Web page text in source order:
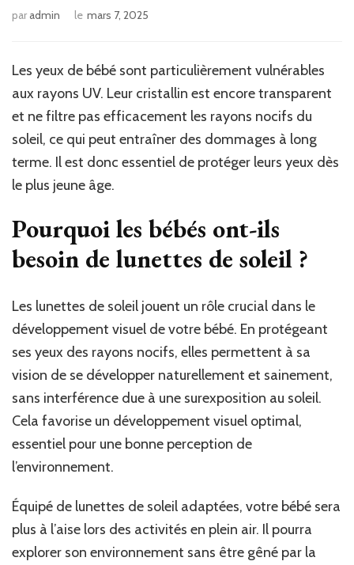
paradmin le mars 7, 2025
Les yeux de bébé sont particulièrement vulnérables
aux rayons UV. Leur cristallin est encore transparent
et ne filtre pas efficacement les rayons nocifs du
soleil, ce qui peut entraîner des dommages à long
terme. Il est donc essentiel de protéger leurs yeux dès
le plus jeune âge.
Pourquoi les bébés ont-ils
besoin de lunettes de soleil ?
Les lunettes de soleil jouent un rôle crucial dans le
développement visuel de votre bébé. En protégeant
ses yeux des rayons nocifs, elles permettent à sa
vision de se développer naturellement et sainement,
sans interférence due à une surexposition au soleil.
Cela favorise un développement visuel optimal,
essentiel pour une bonne perception de
l’environnement.
Équipé de lunettes de soleil adaptées, votre bébé sera
plus à l’aise lors des activités en plein air. Il pourra
explorer son environnement sans être gêné par la